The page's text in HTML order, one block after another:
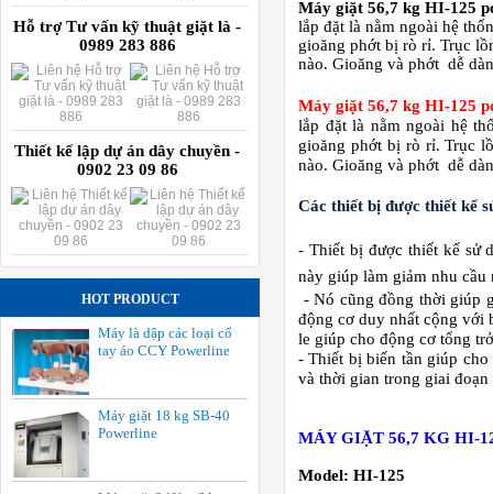
Hỗ trợ Tư vấn kỹ thuật giặt là -
0989 283 886
Thiết kế lập dự án dây chuyền -
0902 23 09 86
HOT PRODUCT
Máy là dập các loại cổ
tay áo CCY Powerline
Máy giặt 18 kg SB-40
Powerline
Máy giặt 56,7 kg HI-125
lắp đặt là nằm ngoài hệ
gioăng phớt bị rò rỉ. Trục
nào. Gioăng và phớt dễ
Máy giặt 56,7 kg HI-125
lắp đặt là nằm ngoài hệ
gioăng phớt bị rò rỉ. Trục
nào. Gioăng và phớt dễ
Các thiết bị được thiết kế
- Thiết bị được thiết kế sử
này giúp làm giảm nhu
- Nó cũng đồng thời giúp
động cơ duy nhất cộng với
le giúp cho động cơ tổng
- Thiết bị biến tần giúp
và thời gian trong giai
MÁY GIẶT 56,7 KG HI-
Model: HI-125